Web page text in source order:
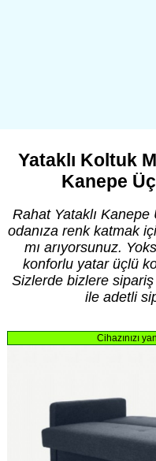
Yataklı Koltuk
Kanepe
Rahat Yataklı
odanıza renk katmak
mı arıyorsunuz.
konforlu yatar üçlü
Sizlerde bizlere
ile adetli
Cihazınızı